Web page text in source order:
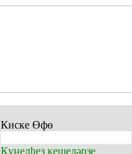
Киске Өфө
Күңелһеҙ кешеләрҙе